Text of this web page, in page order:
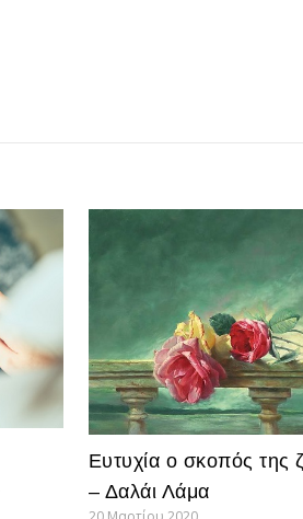
Ευτυχία ο σκοπός της
– Δαλάι Λάμα